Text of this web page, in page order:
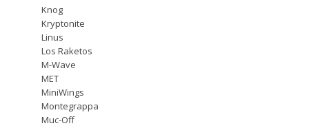
Knog
Kryptonite
Linus
Los Raketos
M-Wave
MET
MiniWings
Montegrappa
Muc-Off